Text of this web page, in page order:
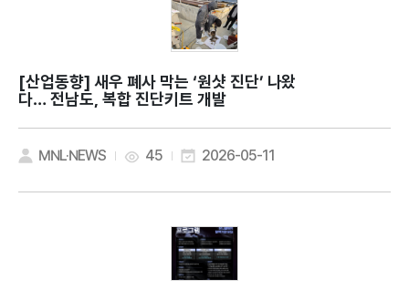
[산업동향]
다… 전남도, 복합 진단키트 개발
MNL·NEWS 45 2026-05-11